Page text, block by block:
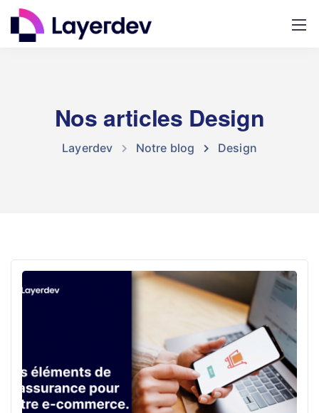
Nos articles Design
Layerdev Notre blog Design